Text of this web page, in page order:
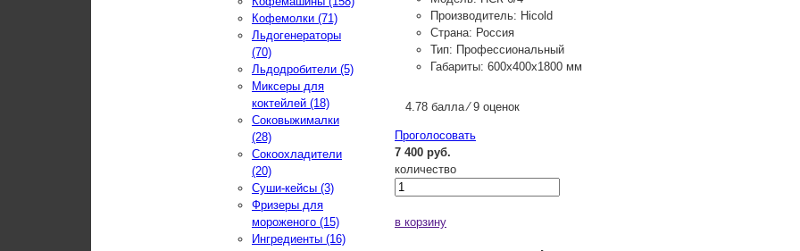
Производитель: Hicold
Страна: Россия
Тип: Профессиональный
Габариты: 600х400х1800 мм
4.78 балла ⁄ 9 оценок
Проголосовать
7 400 руб.
количество
в корзину
Кофемолки (71)
Льдогенераторы
(70)
Льдодробители (5)
Миксеры для
коктейлей (18)
Соковыжималки
(28)
Сокоохладители
(20)
Суши-кейсы (3)
Фризеры для
мороженого (15)
Ингредиенты (16)